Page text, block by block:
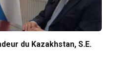
du Kazakhstan, S.E.